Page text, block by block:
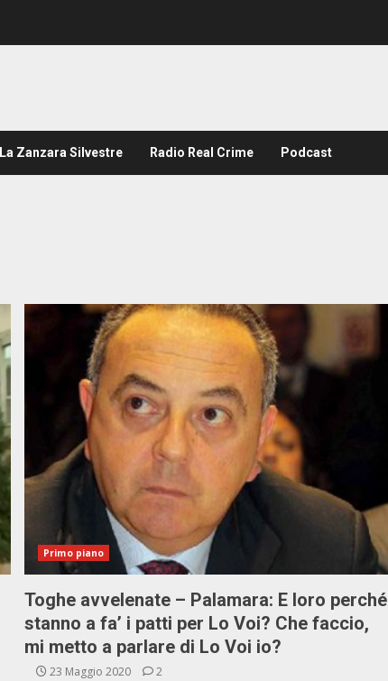
La Zanzara Silvestre Radio Real Crime Podcast
Primo piano
Toghe avvelenate – Palamara: E loro perché
stanno a fa’ i patti per Lo Voi? Che faccio,
mi metto a parlare di Lo Voi io?
23 Maggio 2020 2